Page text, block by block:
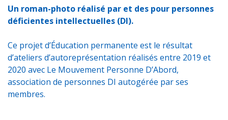
Un roman-photo réalisé par et des pour personnes
déficientes intellectuelles (DI).
Ce projet d’Éducation permanente est le résultat
d’ateliers d’autoreprésentation réalisés entre 2019 et
2020 avec Le Mouvement Personne D’Abord,
association de personnes DI autogérée par ses
membres.